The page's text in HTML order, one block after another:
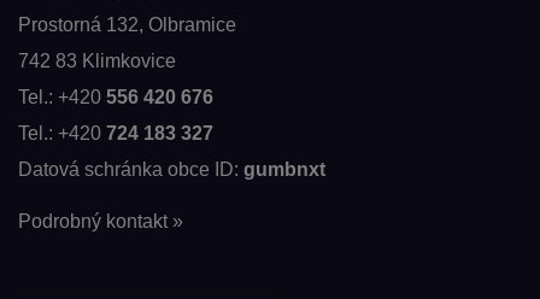
Prostorná 132, Olbramice
742 83 Klimkovice
Tel.: +420 556 420 676
Tel.: +420 724 183 327
Datová schránka obce ID: gumbnxt
Podrobný kontakt »